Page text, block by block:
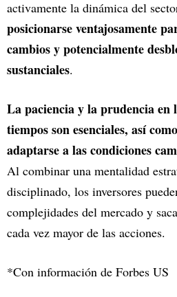
activamente la dinámica del
posicionarse ventajosamente
cambios y potencialmente
sustanciales.
La paciencia y la prudencia en
tiempos son esenciales, así
adaptarse a las condiciones
Al combinar una mentalidad
disciplinado, los inversores
complejidades del mercado y
cada vez mayor de las acciones.
*Con información de Forbes US